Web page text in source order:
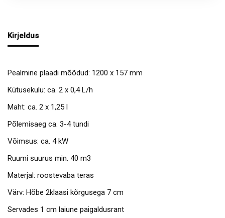
Kirjeldus
Pealmine plaadi mõõdud: 1200 x 157 mm
Kütusekulu: ca. 2 x 0,4 L/h
Maht: ca. 2 x 1,25 l
Põlemisaeg ca. 3-4 tundi
Võimsus: ca. 4 kW
Ruumi suurus min. 40 m3
Materjal: roostevaba teras
Värv: Hõbe 2klaasi kõrgusega 7 cm
Servades 1 cm laiune paigaldusrant